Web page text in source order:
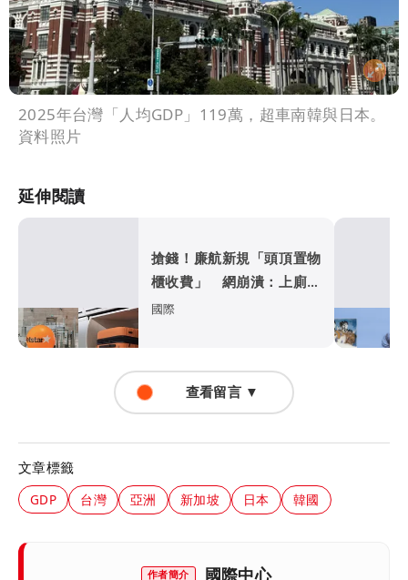
2025年台灣「人均GDP」119萬，超車南韓與日本。
資料照片
延伸閱讀
搶錢！廉航新規「頭頂置物
櫃收費」 網崩潰：上廁所
要多少？
國際
查看留言 ▼
文章標籤
GDP 台灣 亞洲 新加坡 日本 韓國
作者簡介 國際中心